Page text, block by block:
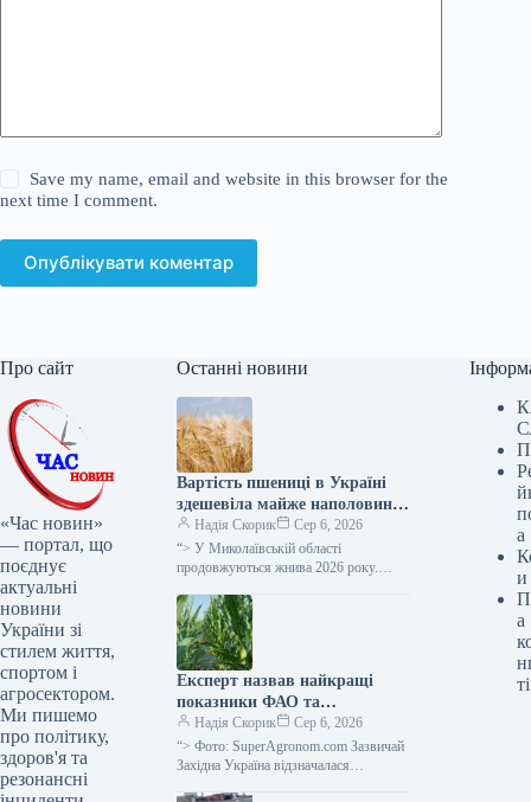
Save my name, email and website in this browser for the
next time I comment.
Опублікувати коментар
Про сайт
«Час новин»
— портал, що
поєднує
актуальні
новини
України зі
стилем життя,
спортом і
агросектором.
Ми пишемо
про політику,
здоров'я та
резонансні
Останні новини
Вартість пшениці в Україні
здешевіла майже наполовину
під час збору врожаю 2026
року, повідомляє
SuperAgronom.com.
Надія Скорик
Сер 6, 2026
“> У Миколаївській області
продовжуються жнива 2026 року.
тис. га зернових та зернобобових…
Експерт назвав найкращі
показники ФАО та
рекомендовану густоту посіву
кукурудзи на силос для
Західної України —
Надія Скорик
Сер 6, 2026
“> Фото: SuperAgronom.com Зазвичай
Західна Україна відзначалася
а
и
а
ті